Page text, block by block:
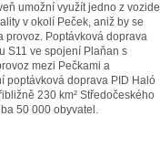
umožní využít jedno z vozidel
v okolí Peček, aniž by se
provoz. Poptávková doprava
S11 ve spojení Plaňan s
mezi Pečkami a
poptávková doprava PID Haló
230 km² Středočeského
50 000 obyvatel.